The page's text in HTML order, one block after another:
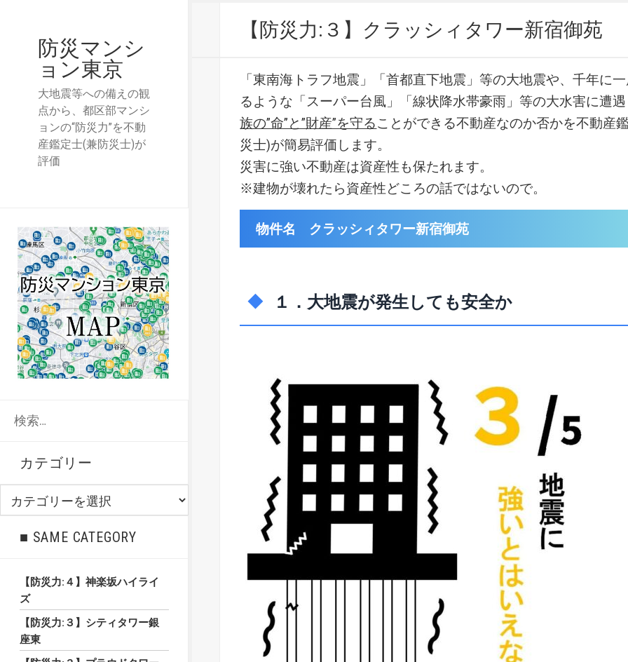
防災マンシ
ョン東京
大地震等への備えの観
点から、都区部マンシ
ョンの“防災力”を不動
産鑑定士(兼防災士)が
評価
カテゴリー
■ SAME CATEGORY
【防災力:４】神楽坂ハイライ
ズ
【防災力:３】シティタワー銀
座東
【防災力:３】クラッシィタワー新宿御苑
「東南海トラフ地震」「首都直下地震」等の大地震や、千年に
るような「スーパー台風」「線状降水帯豪雨」等の大水害に遭
族の”命”と”財産”を守ることができる不動産なのか否かを不動産
災士)が簡易評価します。
災害に強い不動産は資産性も保たれます。
※建物が壊れたら資産性どころの話ではないので。
物件名 クラッシィタワー新宿御苑
１．大地震が発生しても安全か